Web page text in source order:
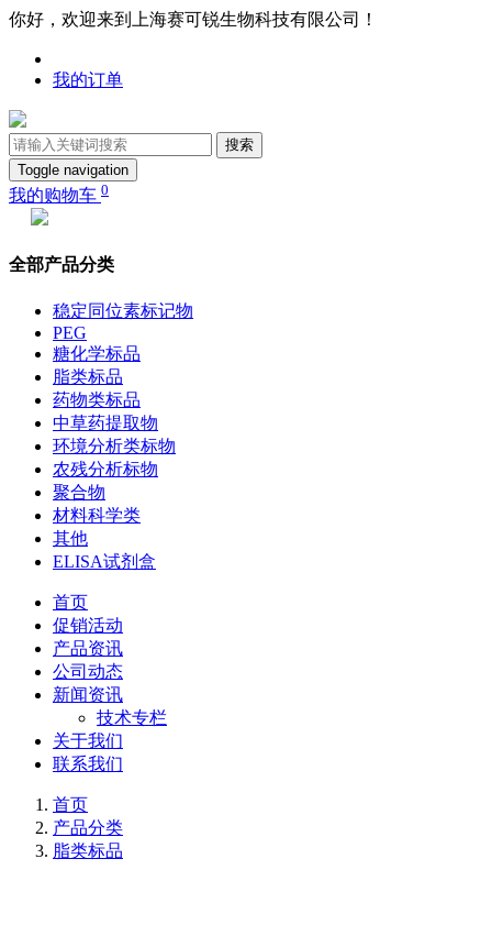
你好，欢迎来到上海赛可锐生物科技有限公司！
我的订单
搜索
Toggle navigation
我的购物车 0
全部产品分类
稳定同位素标记物
PEG
糖化学标品
脂类标品
药物类标品
中草药提取物
环境分析类标物
农残分析标物
聚合物
材料科学类
其他
ELISA试剂盒
首页
促销活动
产品资讯
公司动态
新闻资讯
技术专栏
关于我们
联系我们
首页
产品分类
脂类标品